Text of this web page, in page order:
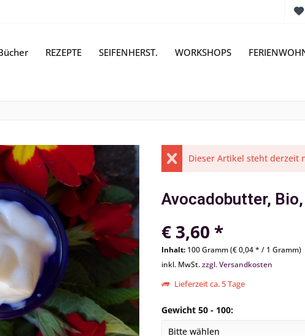
REZEPTE SEIFENHERST. WORKSHOPS
Dieser Artikel steht derzeit
Avocadobutter,
€ 3,60 *
Inhalt: 100 Gramm (€ 0,04 * / 1 Gramm)
inkl. MwSt.zzgl. Versandkosten
Lieferzeit ca. 5 Tage
Gewicht 50 - 100: